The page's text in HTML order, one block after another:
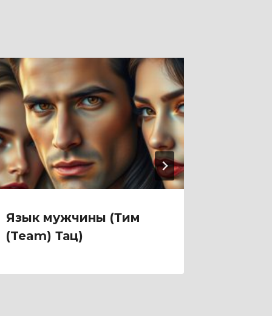
Язык мужчины (Тим
(Team) Тац)